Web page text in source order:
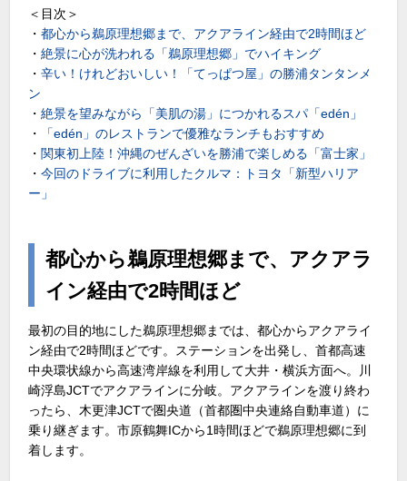
＜目次＞
・都心から鵜原理想郷まで、アクアライン経由で2時間ほど
・絶景に心が洗われる「鵜原理想郷」でハイキング
・辛い！けれどおいしい！「てっぱつ屋」の勝浦タンタンメ
ン
・絶景を望みながら「美肌の湯」につかれるスパ「edén」
・
「edén」のレストランで優雅なランチもおすすめ
・ 関東初上陸！沖縄のぜんざいを勝浦で楽しめる「富士家」
・今回のドライブに利用したクルマ：トヨタ「新型ハリア
ー」
都心から鵜原理想郷まで、アクアラ
イン経由で2時間ほど
最初の目的地にした鵜原理想郷までは、都心からアクアライ
ン経由で2時間ほどです。ステーションを出発し、首都高速
中央環状線から高速湾岸線を利用して大井・横浜方面へ。川
崎浮島JCTでアクアラインに分岐。アクアラインを渡り終わ
ったら、木更津JCTで圏央道（首都圏中央連絡自動車道）に
乗り継ぎます。市原鶴舞ICから1時間ほどで鵜原理想郷に到
着します。